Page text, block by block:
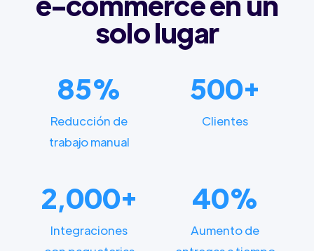
solo lugar
85%
Reducción de
trabajo manual
500+
Clientes
2,000+
Integraciones
40%
Aumento de